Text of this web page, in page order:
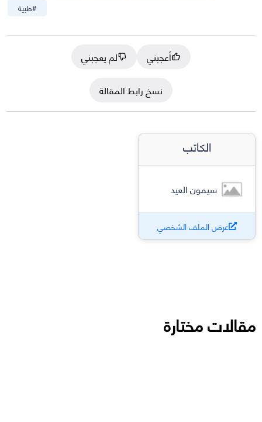
#طبية
أعجبني
لم يعجبني
نسخ رابط المقالة
الكاتب
سيمون العيد
عرض الملف الشخصي
مقالات مختارة